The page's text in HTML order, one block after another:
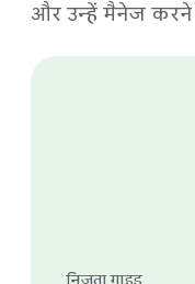
और उन्हें मैनेज करने
निजता गाइड